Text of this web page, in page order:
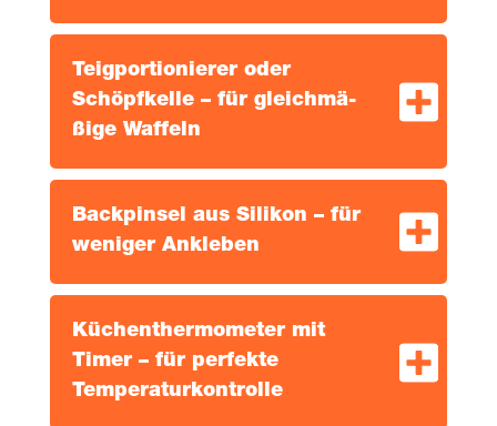
Teig­por­tio­nie­rer oder
Schöpf­kel­le – für gleich­mä­
ßi­ge Waffeln
Back­pin­sel aus Sili­kon – für
weni­ger Ankleben
Küchen­ther­mo­me­ter mit
Timer – für per­fek­te
Temperaturkontrolle